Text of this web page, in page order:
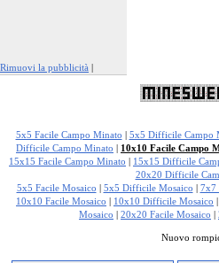
Rimuovi la pubblicità |
5x5 Facile Campo Minato | 5x5 Difficile Campo
Difficile Campo Minato | 10x10 Facile Campo
15x15 Facile Campo Minato | 15x15 Difficile
20x20 Difficile
5x5 Facile Mosaico | 5x5 Difficile Mosaico | 7x7
10x10 Facile Mosaico | 10x10 Difficile Mosaico |
Mosaico | 20x20 Facile Mosaico |
Nuovo